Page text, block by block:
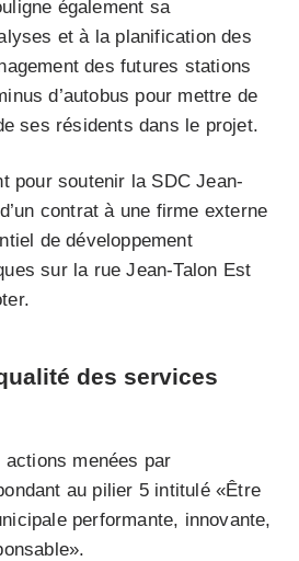
également sa
et à la planification des
des futures stations
d’autobus pour mettre de
ses résidents dans le projet.
pour soutenir la SDC Jean-
contrat à une firme externe
de développement
sur la rue Jean-Talon Est
des services
menées par
au pilier 5 intitulé «Être
performante, innovante,